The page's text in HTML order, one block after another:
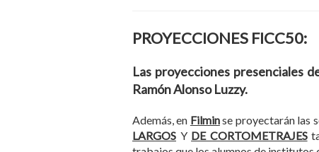
PROYECCIONES FICC50:
Las proyecciones presenciales
Ramón Alonso Luzzy.
Además, en Filminse proyectarán las
LARGOS Y DE CORTOMETRAJES